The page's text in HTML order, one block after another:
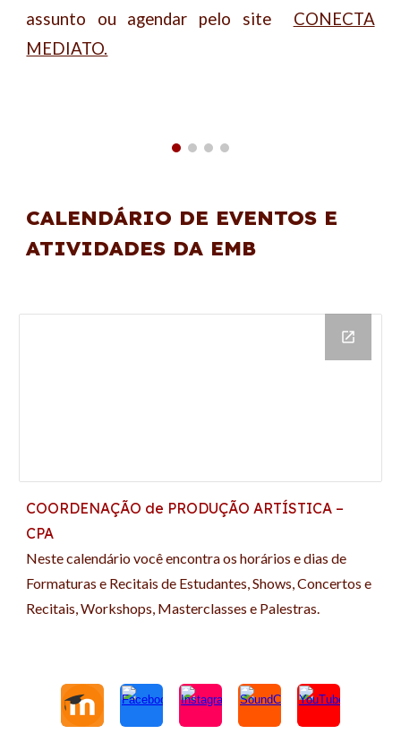
assunto ou agendar pelo site CONECTA
MEDIATO.
CALENDÁRIO DE EVENTOS E
ATIVIDADES DA EMB
COORDENAÇÃO de PRODUÇÃO ARTÍSTICA –
CPA
Neste calendário você encontra os horários e dias de
Formaturas e Recitais de Estudantes, Shows, Concertos e
Recitais, Workshops, Masterclasses e Palestras.